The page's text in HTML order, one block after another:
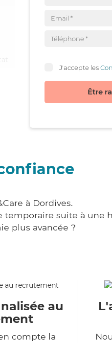
J'accepte les
Être
à Dordives.
suite à une
plus avancée ?
au
compte la